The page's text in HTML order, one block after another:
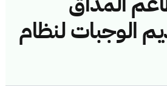
الوجبات لنظام